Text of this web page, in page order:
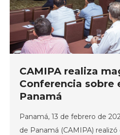
CAMIPA realiza
Conferencia sobre
Panamá
Panamá, 13 de febrero de
de Panamá (CAMIPA) realizó